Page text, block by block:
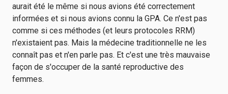
aurait été le même si nous avions été correctement
informées et si nous avions connu la GPA. Ce n'est pas
comme si ces méthodes (et leurs protocoles RRM)
n'existaient pas. Mais la médecine traditionnelle ne les
connaît pas et n'en parle pas. Et c'est une très mauvaise
façon de s'occuper de la santé reproductive des
femmes.